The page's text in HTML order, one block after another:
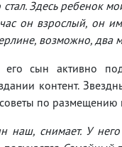
Здесь ребенок
он взрослый, он
возможно, два
его сын активно
контент.
по
наш, снимает. У